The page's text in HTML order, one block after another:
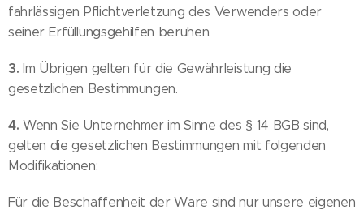
fahrlässigen Pflichtverletzung des Verwenders oder
seiner Erfüllungsgehilfen beruhen.
3. Im Übrigen gelten für die Gewährleistung die
gesetzlichen Bestimmungen.
4. Wenn Sie Unternehmer im Sinne des § 14 BGB sind,
gelten die gesetzlichen Bestimmungen mit folgenden
Modifikationen:
Für die Beschaffenheit der Ware sind nur unsere eigenen